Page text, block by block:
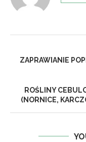
ZAPRAWIANIE
ROŚLINY
(NORNICE,